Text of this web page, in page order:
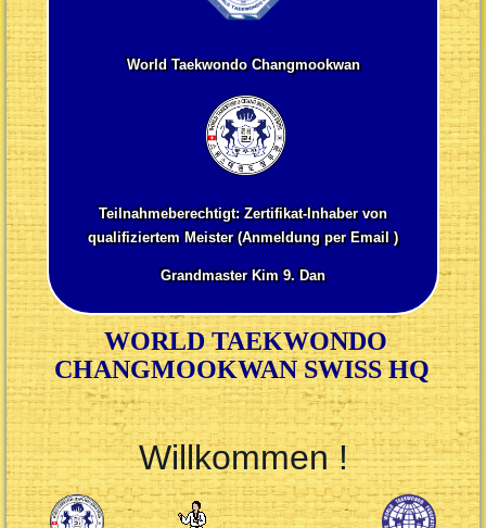
World Taekwondo Changmookwan
Teilnahmeberechtigt: Zertifikat-Inhaber von
qualifiziertem Meister (Anmeldung per Email)
Grandmaster Kim 9. Dan
WORLD TAEKWONDO
CHANGMOOKWAN SWISS HQ
Willkommen !